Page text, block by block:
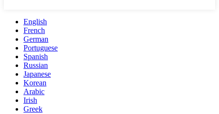
English
French
German
Portuguese
Spanish
Russian
Japanese
Korean
Arabic
Irish
Greek